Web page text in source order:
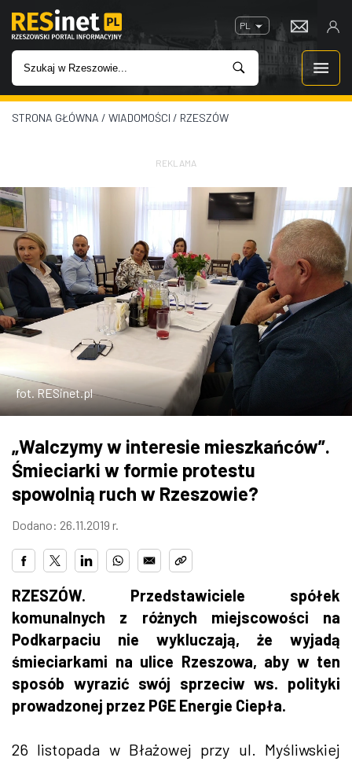
PL
WIADOMOŚCI
IMPREZY
ROZRYWKA
W KINACH
GASTRONOMIA
ZDJĘCIA
W RZESZOWIE
STRONA GŁÓWNA / WIADOMOŚCI / RZESZÓW
REKLAMA
fot. RESinet.pl
„Walczymy w interesie mieszkańców”.
Śmieciarki w formie protestu
spowolnią ruch w Rzeszowie?
Dodano: 26.11.2019 r.
RZESZÓW. Przedstawiciele spółek
komunalnych z różnych miejscowości na
Podkarpaciu nie wykluczają, że wyjadą
śmieciarkami na ulice Rzeszowa, aby w ten
sposób wyrazić swój sprzeciw ws. polityki
prowadzonej przez PGE Energie Ciepła.
26 listopada w Błażowej przy ul. Myśliwskiej